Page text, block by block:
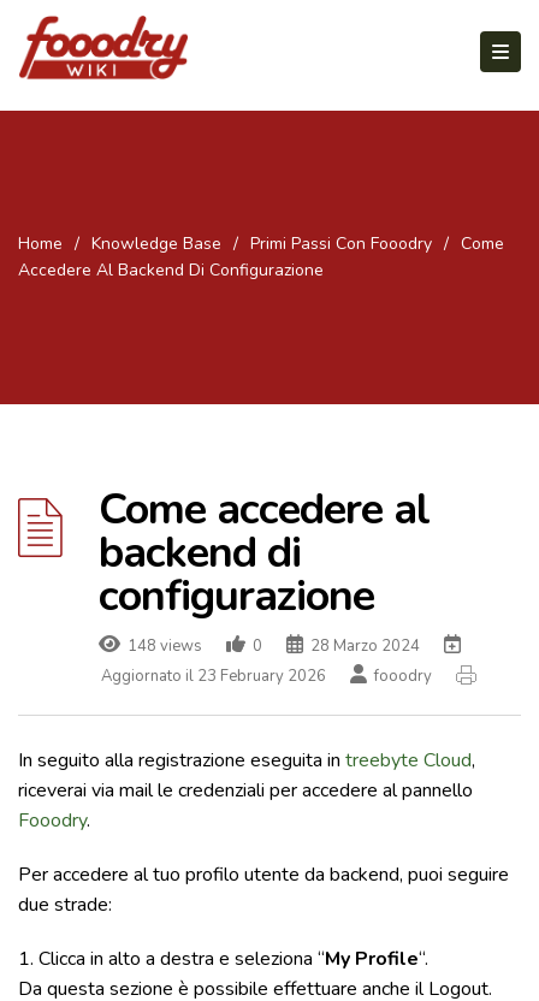
Home / Knowledge Base / Primi Passi Con Fooodry / Come
Accedere Al Backend Di Configurazione
Come accedere al
backend di
configurazione
148 views 0
28 Marzo 2024
Aggiornato il 23 February 2026
fooodry
In seguito alla registrazione eseguita in treebyte Cloud,
riceverai via mail le credenziali per accedere al pannello
Fooodry.
Per accedere al tuo profilo utente da backend, puoi seguire
due strade:
1. Clicca in alto a destra e seleziona “My Profile“.
Da questa sezione è possibile effettuare anche il Logout.